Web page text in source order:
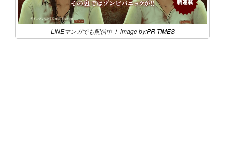
LINEマンガでも配信中！ image by:PR TIMES